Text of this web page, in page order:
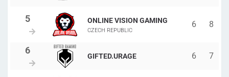
ONLINE VISION GAMING
CZECH REPUBLIC
6 8
GIFTED.URAGE 6 7